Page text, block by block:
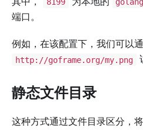
8199 golang
端口。
例如，在该配置下，我们可以
http://goframe.org/my.png
静态文件目录
这种方式通过文件目录区分，